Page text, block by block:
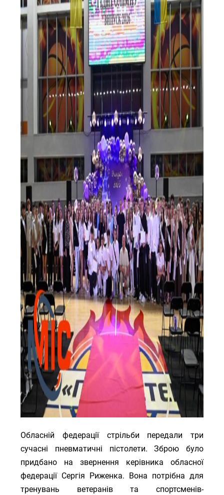
Обласній федерації стрільби передали три
сучасні пневматичні пістолети. Зброю було
придбано на звернення керівника обласної
федерації Сергія Риженка. Вона потрібна для
тренувань ветеранів та спортсменів-